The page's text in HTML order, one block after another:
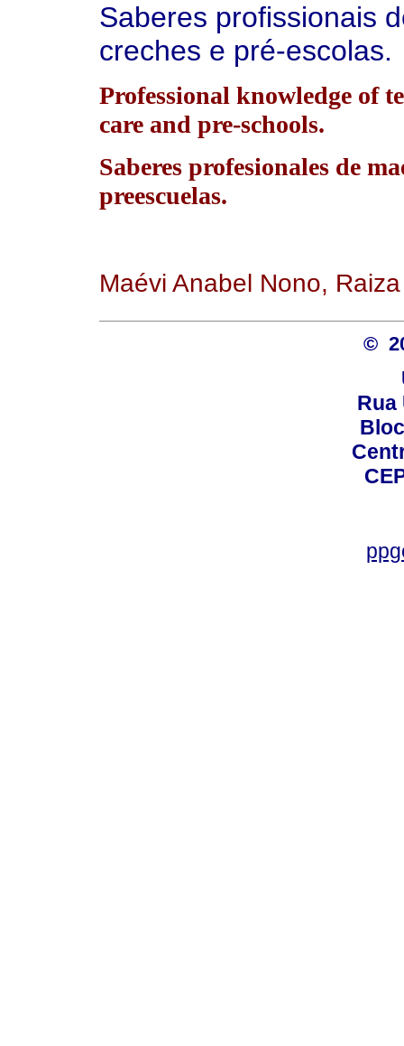
Saberes profissionais
creches e pré-escolas.
Professional knowledge of
care and pre-schools.
Saberes profesionales de
preescuelas.
Maévi Anabel Nono,
©
Rua